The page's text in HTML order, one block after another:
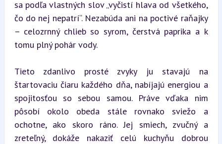
sa podľa vlastných slov „vyčistí hlava od všetkého,
čo do nej nepatrí“. Nezabúda ani na poctivé raňajky
– celozrnný chlieb so syrom, čerstvá paprika a k
tomu plný pohár vody.
Tieto zdanlivo prosté zvyky ju stavajú na
štartovaciu čiaru každého dňa, nabíjajú energiou a
spojitosťou so sebou samou. Práve vďaka nim
pôsobí okolo obeda stále rovnako sviežo a
ochotne, ako skoro ráno. Jej smiech, zvučný a
zreteľný, dokáže nakaziť celú kuchyňu dobrou